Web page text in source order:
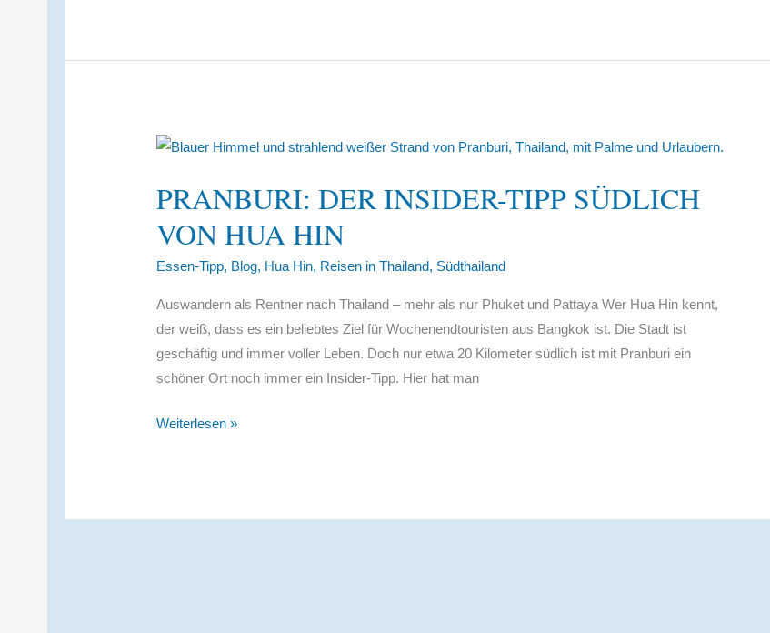
beim
Thailand?
PRANBURI: DER INSIDER-TIPP SÜDLICH
VON HUA HIN
Essen-Tipp, Blog, Hua Hin, Reisen in Thailand, Südthailand
Auswandern als Rentner nach Thailand – mehr als nur Phuket und Pattaya Wer Hua Hin kennt,
der weiß, dass es ein beliebtes Ziel für Wochenendtouristen aus Bangkok ist. Die Stadt ist
geschäftig und immer voller Leben. Doch nur etwa 20 Kilometer südlich ist mit Pranburi ein
schöner Ort noch immer ein Insider-Tipp. Hier hat man
Pranburi:
südlich
Weiterlesen »